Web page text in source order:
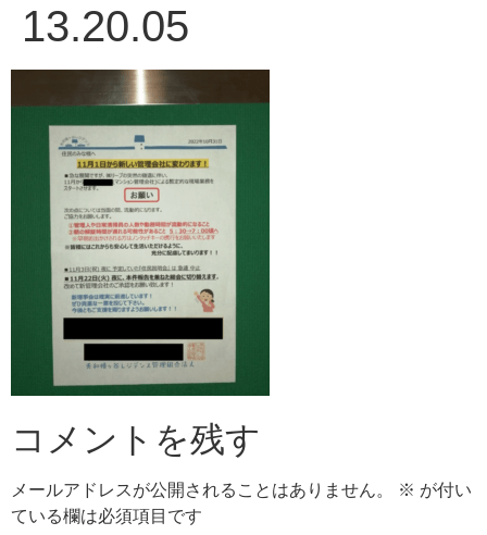
13.20.05
コメントを残す
メールアドレスが公開されることはありません。 ※ が付い
ている欄は必須項目です